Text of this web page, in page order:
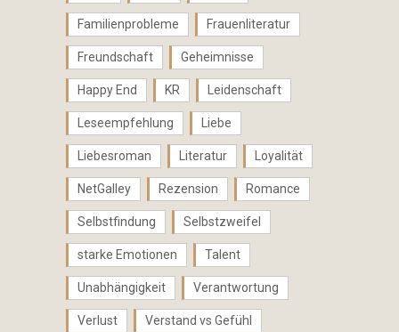
Familienprobleme Frauenliteratur
Freundschaft Geheimnisse
Happy End KR Leidenschaft
Leseempfehlung Liebe
Liebesroman Literatur Loyalität
NetGalley Rezension Romance
Selbstfindung Selbstzweifel
starke Emotionen Talent
Unabhängigkeit Verantwortung
Verlust Verstand vs Gefühl